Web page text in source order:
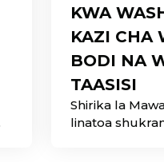
KWA
KAZI CHA
BODI NA
TAASISI
Shirika la
linatoa